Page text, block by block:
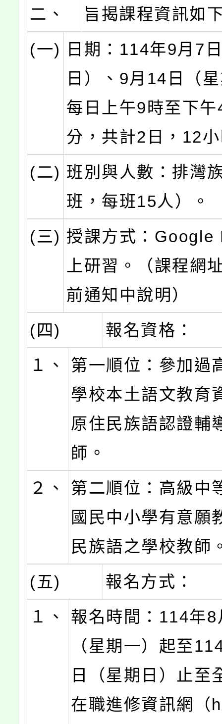
二、
旨揭課程資訊如
(一)
日期：114年9月7
日）、9月14日（
每日上午9時至下
分，共計2日，12
(二) 班別與人數：排灣
班，每班15人）。
(三) 授課方式：Google
上研習。（課程網
前通知中說明）
(四)
報名資格：
１、
第一順位：參加過
學校本土語文教育
原住民族語認證輔
師。
２、
第二順位：高級中
國民中小學有意願
民族語之學校教師
(五)
報名方式：
１、
報名時間：114年
（星期一）起至
日（星期日）止至
在職進修資訊網（